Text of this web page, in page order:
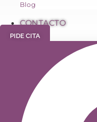
Blog
CONTACTO
PIDE CITA